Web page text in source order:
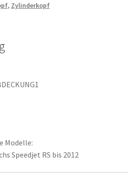
, Zylinderkopf
Modelle:
Speedjet RS bis 2012